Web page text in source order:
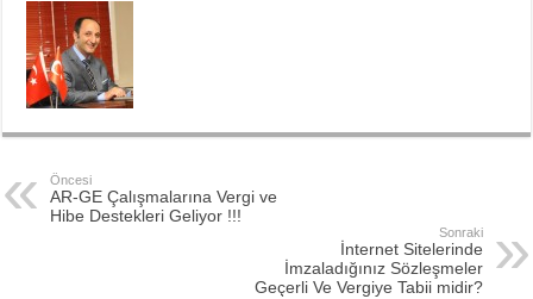
Öncesi
AR-GE Çalışmalarına Vergi ve
Hibe Destekleri Geliyor !!!
Sonraki
İnternet Sitelerinde
İmzaladığınız Sözleşmeler
Geçerli Ve Vergiye Tabii midir?